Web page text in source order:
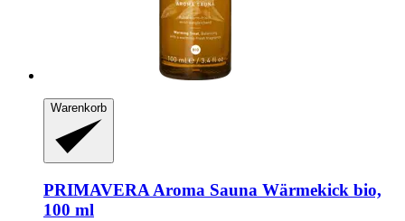
Warenkorb
PRIMAVERA Aroma Sauna Wärmekick bio,
100 ml